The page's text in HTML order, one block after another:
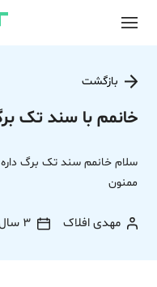
بازگشت
خانمم با سند تک
سلام خانمم سند تک برگ
ممنون
مهدی افلاک 3 سال پیش